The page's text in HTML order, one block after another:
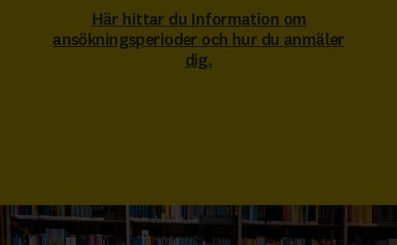
Här hittar du Information om
ansökningsperioder och hur du anmäler
dig.